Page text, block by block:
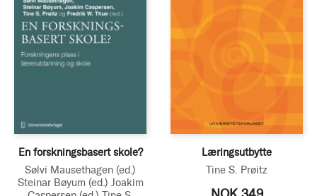
En forskningsbasert skole?
Sølvi Mausethagen (ed.)
Steinar Bøyum (ed.) Joakim
Læringsutbytte
Tine S. Prøitz